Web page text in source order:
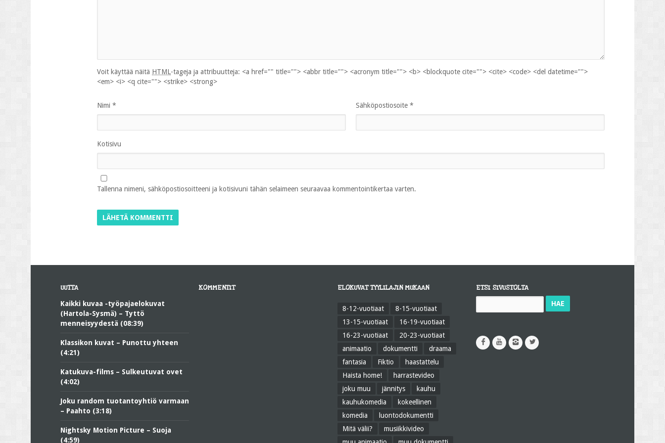
Voit käyttää näitä HTML-tageja ja attribuutteja: <a href="" title=""> <abbr title=""> <acronym title=""> <b> <blockquote cite=""> <cite> <code> <del datetime="">
<em> <i> <q cite=""> <strike> <strong>
Nimi * Sähköpostiosoite *
Kotisivu
Tallenna nimeni, sähköpostiosoitteeni ja kotisivuni tähän selaimeen seuraavaa kommentointikertaa varten.
UUTTA
Kaikki kuvaa -työpajaelokuvat
(Hartola-Sysmä) – Tyttö
menneisyydestä (08:39)
Klassikon kuvat – Punottu yhteen
(4:21)
Katukuva-films – Sulkeutuvat ovet
(4:02)
Joku random tuotantoyhtiö varmaan
– Paahto (3:18)
Nightsky Motion Picture – Suoja
(4:59)
KOMMENTIT ELOKUVAT TYYLILAJIN MUKAAN
8-12-vuotiaat
8-15-vuotiaat
13-15-vuotiaat
16-19-vuotiaat
16-23-vuotiaat
20-23-vuotiaat
animaatio
dokumentti
draama
fantasia
Fiktio
haastattelu
Haista home!
harrastevideo
joku muu
jännitys
kauhu
kauhukomedia
kokeellinen
komedia
luontodokumentti
Mitä välii?
musiikkivideo
ETSI SIVUSTOLTA